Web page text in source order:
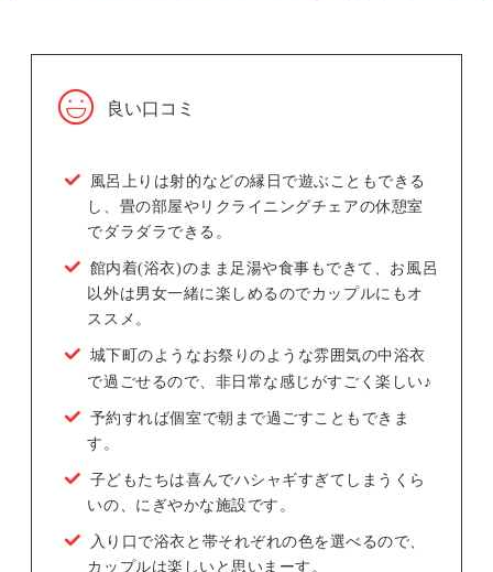
良い口コミ
風呂上りは射的などの縁日で遊ぶこともできる
し、畳の部屋やリクライニングチェアの休憩室
でダラダラできる。
館内着(浴衣)のまま足湯や食事もできて、お風呂
以外は男女一緒に楽しめるのでカップルにもオ
ススメ。
城下町のようなお祭りのような雰囲気の中浴衣
で過ごせるので、非日常な感じがすごく楽しい♪
予約すれば個室で朝まで過ごすこともできま
す。
子どもたちは喜んでハシャギすぎてしまうくら
いの、にぎやかな施設です。
入り口で浴衣と帯それぞれの色を選べるので、
カップルは楽しいと思いまーす。